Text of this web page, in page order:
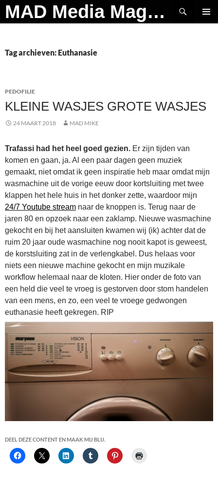
Ga
naar
MAD Media Magazine
Zoeken
Tag archieven: Euthanasie
PEDOFILIE
KLEINE WASJES GROTE WASJES
24 MAART 2018 MAD MIKE
Trafassi had het heel goed gezien. Er zijn tijden van
komen en gaan, ja. Al een paar dagen geen muziek
gemaakt, niet omdat ik geen inspiratie heb maar omdat mijn
wasmachine uit de vorige eeuw door kortsluiting met twee
klappen het hele huis in het donker zette, waardoor mijn
24/7 Youtube stream naar de knoppen is. Terug naar de
jaren 80 en opzoek naar een zaklamp. Nieuwe wasmachine
gekocht en bij het aansluiten kwamen wij (ik) achter dat de
ruim 20 jaar oude wasmachine nog nooit kapot is geweest,
de korstsluiting zat in de verlengkabel. Dus helaas voor
niets een nieuwe machine gekocht en mijn muzikale
workflow helemaal naar de kloten. Hier onder de foto van
een held die veel te vroeg is gestorven door stom handelen
van een mens, en zo, een veel te vroege gedwongen
euthanasie heeft gekregen. RIP
DEEL DEZE CONTENT EN MAAK MIJ BLIJ.